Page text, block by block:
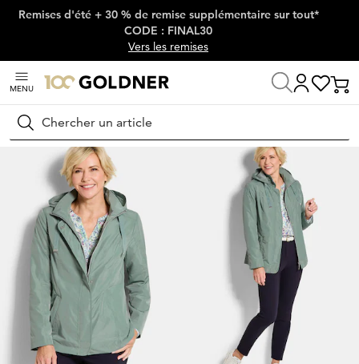
Passer la navigation, aller directement au contenu
Remises d'été + 30 % de remise supplémentaire sur tout*
CODE : FINAL30
Vers les remises
MENU
Rechercher
Maison Mode femme Vestes & blazers